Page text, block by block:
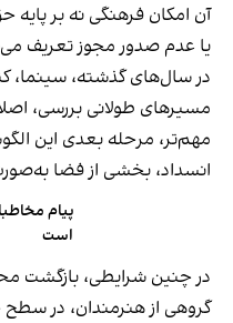
آن امکان فرهنگی نه بر
یا عدم صدور مجوز تعریف
در سال‌های گذشته، سینما،
مسیرهای طولانی بررسی،
مهم‌تر، مرحله بعدی این
انسداد، بخشی از فضا
پیام
است
در چنین شرایطی، بازگشت
گروهی از هنرمندان، در سطح